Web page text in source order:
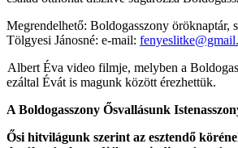
Megrendelhető: Boldogasszony
Tölgyesi Jánosné: e-mail:
Albert Éva video filmje, melyben a
ezáltal Évát is magunk között érezhettük.
A Boldogasszony Ősvallásunk
Ősi hitvilágunk szerint az esztendő